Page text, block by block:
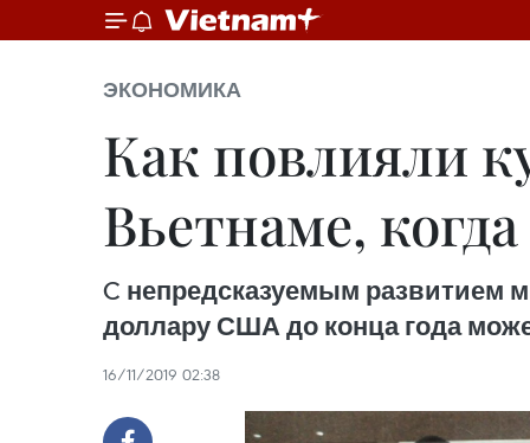
ЭКОНОМИКА
Как повлияли
Вьетнаме,
C непредсказуемым развитием
доллару США до конца года
16/11/2019 02:38